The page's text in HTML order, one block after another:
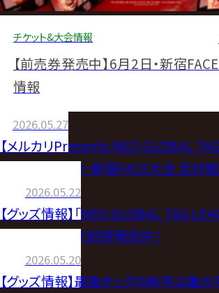
チケット&大会情報
【前売券発売中】6月2日・新宿
情報
2026.05.27
【メルカリPresents NEO GLOBAL
2026】6.2 東京・新宿FACE大会 全対
2026.05.22
【グッズ情報】「NEO GLOBAL TAG
開催記念グッズ好評発売中！
2026.05.20
【グッズ情報】最強タッグの称号は誰の